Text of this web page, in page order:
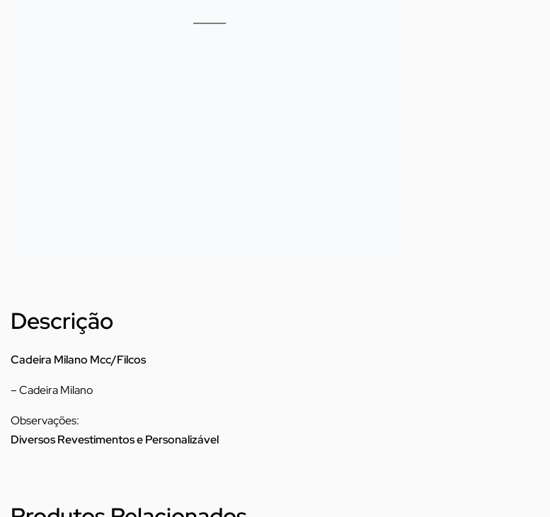
Descrição
Cadeira Milano Mcc/Filcos
– Cadeira Milano
Observações:
Diversos Revestimentos e Personalizável